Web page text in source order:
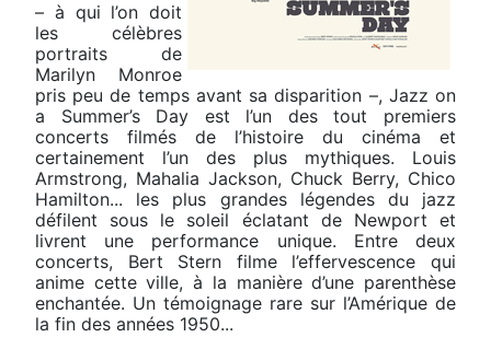
– à qui l’on doit
les célèbres
portraits de
Marilyn Monroe
pris peu de temps avant sa disparition –, Jazz on
a Summer’s Day est l’un des tout premiers
concerts filmés de l’histoire du cinéma et
certainement l’un des plus mythiques. Louis
Armstrong, Mahalia Jackson, Chuck Berry, Chico
Hamilton... les plus grandes légendes du jazz
défilent sous le soleil éclatant de Newport et
livrent une performance unique. Entre deux
concerts, Bert Stern filme l’effervescence qui
anime cette ville, à la manière d’une parenthèse
enchantée. Un témoignage rare sur l’Amérique de
la fin des années 1950...